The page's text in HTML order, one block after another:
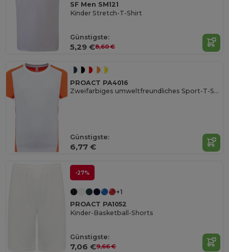
SF Men SM121
Kinder Stretch-T-Shirt
Günstigste:
5,29 €8,60 €
PROACT PA4016
Zweifarbiges umweltfreundliches Sport-T-Shirt für Kinder
Günstigste:
6,77 €
-27%
+1
PROACT PA1052
Kinder-Basketball-Shorts
Günstigste:
7,06 €9,66 €